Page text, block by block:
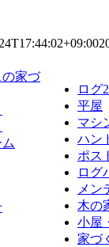
ログ
平屋
マシ
ハン
ポス
ログ
メン
木の
小屋
家づ
の家づ